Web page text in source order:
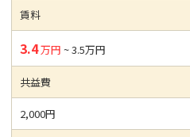
賃料
3.4万円 ~ 3.5万円
共益費
2,000円